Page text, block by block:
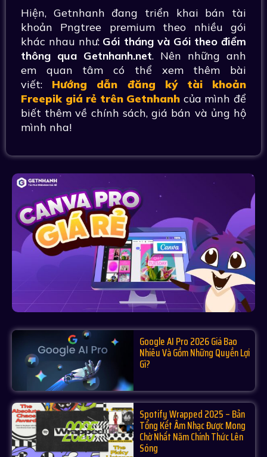
Hiện, Getnhanh đang triển khai bán tài
khoản Pngtree premium theo nhiều gói
khác nhau như: Gói tháng và Gói theo điểm
thông qua Getnhanh.net. Nên những anh
em quan tâm có thể xem thêm bài
viết: Hướng dẫn đăng ký tài khoản
Freepik giá rẻ trên Getnhanh của mình để
biết thêm về chính sách, giá bán và ủng hộ
mình nha!
Google AI Pro 2026 Giá Bao
Nhiêu Và Gồm Những Quyền Lợi
Gì?
Spotify Wrapped 2025 – Bản
Tổng Kết Âm Nhạc Được Mong
Chờ Nhất Năm Chính Thức Lên
Sóng